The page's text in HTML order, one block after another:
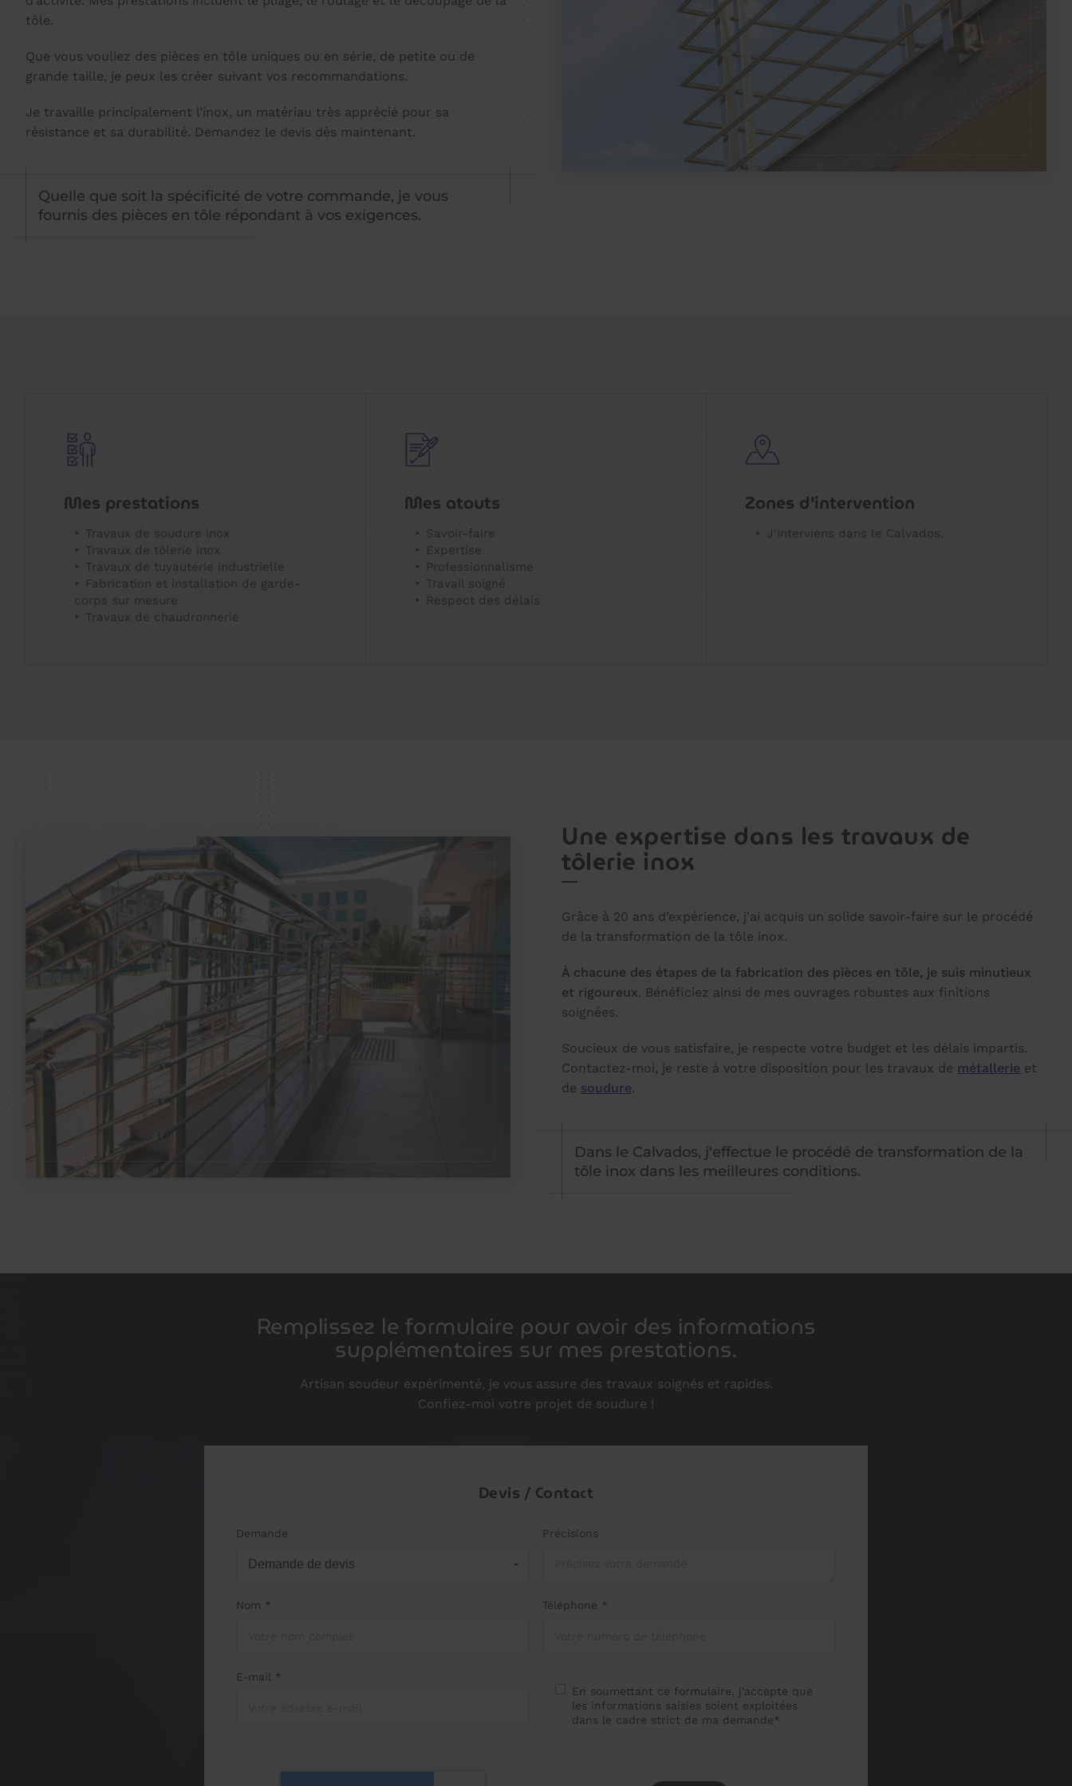
tôle.
Que vous vouliez des pièces en tôle uniques ou en série, de petite ou de
grande taille, je peux les créer suivant vos recommandations.
Je travaille principalement l’inox, un matériau très apprécié pour sa
résistance et sa durabilité. Demandez le devis dès maintenant.
Quelle que soit la spécificité de votre commande, je vous
fournis des pièces en tôle répondant à vos exigences.
Mes prestations
Travaux de soudure inox
Travaux de tôlerie inox
Travaux de tuyauterie industrielle
Fabrication et installation de garde-
corps sur mesure
Travaux de chaudronnerie
Mes atouts
Savoir-faire
Expertise
Professionnalisme
Travail soigné
Respect des délais
Zones d'intervention
J'interviens dans le Calvados.
Une expertise dans les travaux de
tôlerie inox
Grâce à 20 ans d’expérience, j'ai acquis un solide savoir-faire sur le procédé
de la transformation de la tôle inox.
À chacune des étapes de la fabrication des pièces en tôle, je suis minutieux
et rigoureux. Bénéficiez ainsi de mes ouvrages robustes aux finitions
soignées.
Soucieux de vous satisfaire, je respecte votre budget et les délais impartis.
Contactez-moi, je reste à votre disposition pour les travaux de métallerie et
de soudure.
Dans le Calvados, j'effectue le procédé de transformation de la
tôle inox dans les meilleures conditions.
Remplissez le formulaire pour avoir des informations
supplémentaires sur mes prestations.
Artisan soudeur expérimenté, je vous assure des travaux soignés et rapides.
Confiez-moi votre projet de soudure !
Devis / Contact
Demande Précisions
Nom * Téléphone *
E-mail *
En soumettant ce formulaire, j'accepte que
les informations saisies soient exploitées
dans le cadre strict de ma demande*